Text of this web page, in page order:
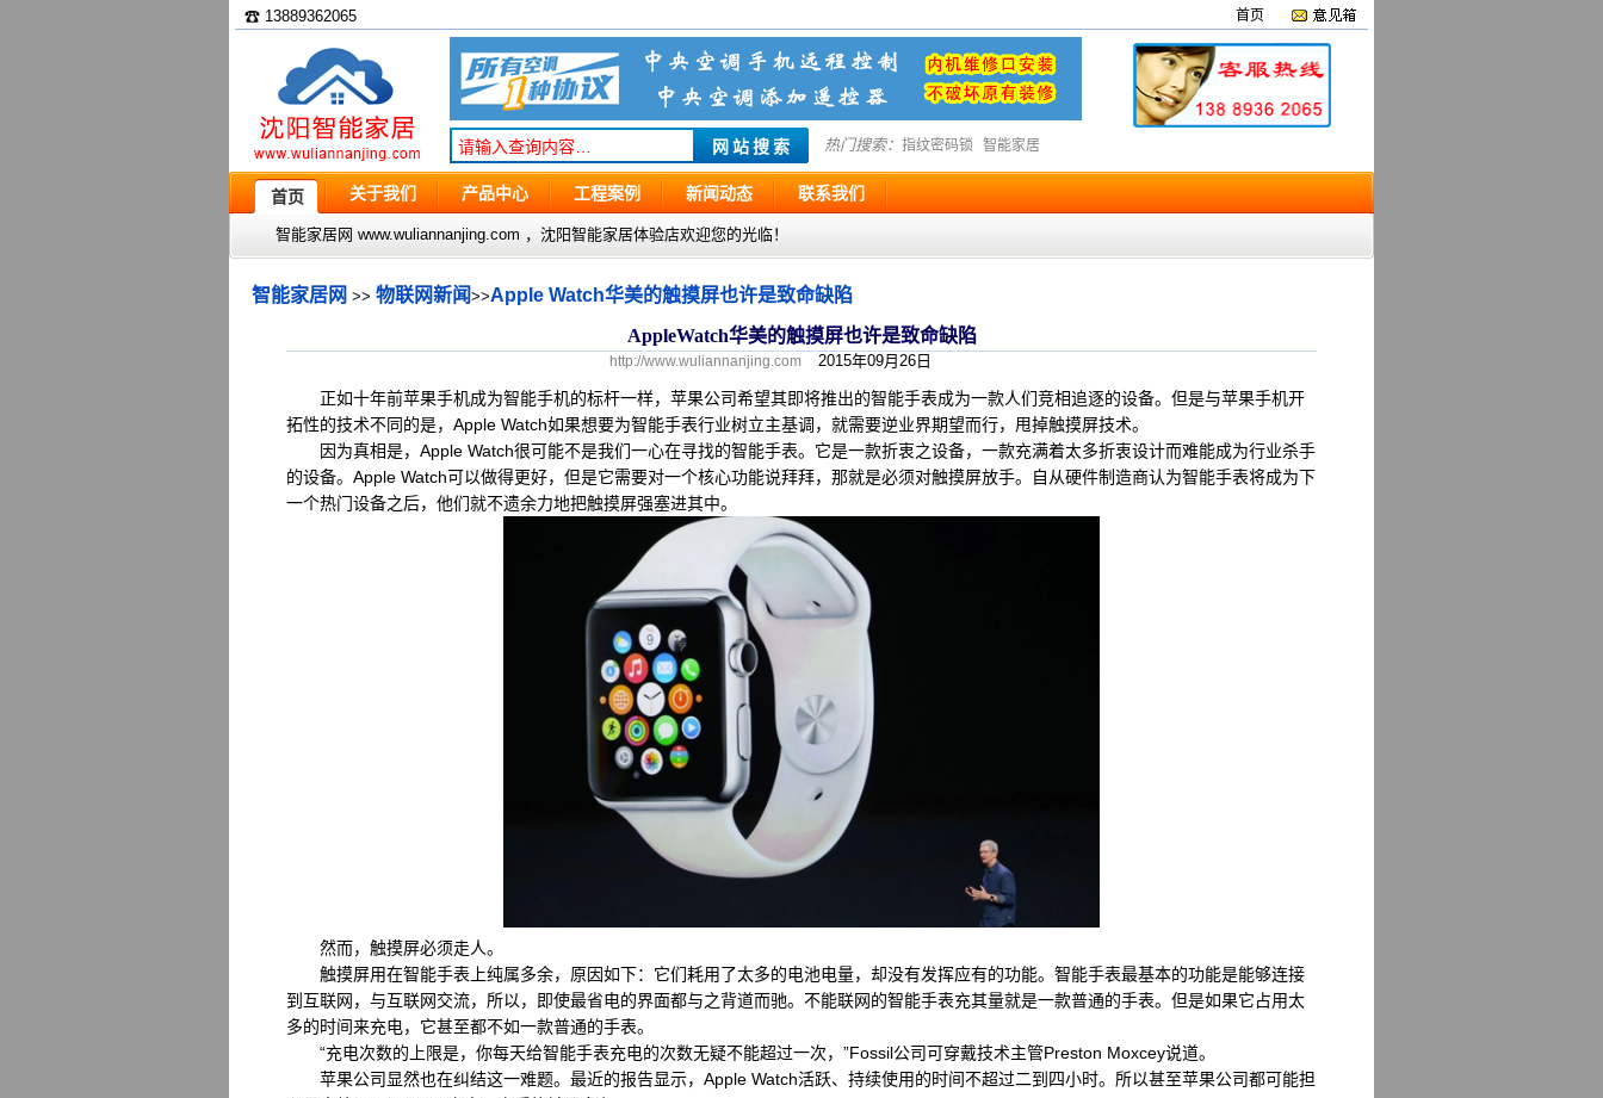
☎ 13889362065 首页
热门搜索： 指纹密码锁 智能家居
首页 关于我们 产品中心 工程案例 新闻动态 联系我们
智能家居网 www.wuliannanjing.com ，沈阳智能家居体验店欢迎您的光临！
智能家居网 >>物联网新闻>>Apple Watch华美的触摸屏也许是致命缺陷
AppleWatch华美的触摸屏也许是致命缺陷
http://www.wuliannanjing.com 2015年09月26日
正如十年前苹果手机成为智能手机的标杆一样，苹果公司希望其即将推出的智能手表成为一款人们竞相追逐的设备。但是与苹果手机开
拓性的技术不同的是，Apple Watch如果想要为智能手表行业树立主基调，就需要逆业界期望而行，甩掉触摸屏技术。
因为真相是，Apple Watch很可能不是我们一心在寻找的智能手表。它是一款折衷之设备，一款充满着太多折衷设计而难能成为行业杀手
的设备。Apple Watch可以做得更好，但是它需要对一个核心功能说拜拜，那就是必须对触摸屏放手。自从硬件制造商认为智能手表将成为下
一个热门设备之后，他们就不遗余力地把触摸屏强塞进其中。
然而，触摸屏必须走人。
触摸屏用在智能手表上纯属多余，原因如下：它们耗用了太多的电池电量，却没有发挥应有的功能。智能手表最基本的功能是能够连接
到互联网，与互联网交流，所以，即使最省电的界面都与之背道而驰。不能联网的智能手表充其量就是一款普通的手表。但是如果它占用太
多的时间来充电，它甚至都不如一款普通的手表。
“充电次数的上限是，你每天给智能手表充电的次数无疑不能超过一次，”Fossil公司可穿戴技术主管Preston Moxcey说道。
苹果公司显然也在纠结这一难题。最近的报告显示，Apple Watch活跃、持续使用的时间不超过二到四小时。所以甚至苹果公司都可能担